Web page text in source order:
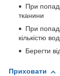
При
тканини
При
кількістю
Берегти
Приховати